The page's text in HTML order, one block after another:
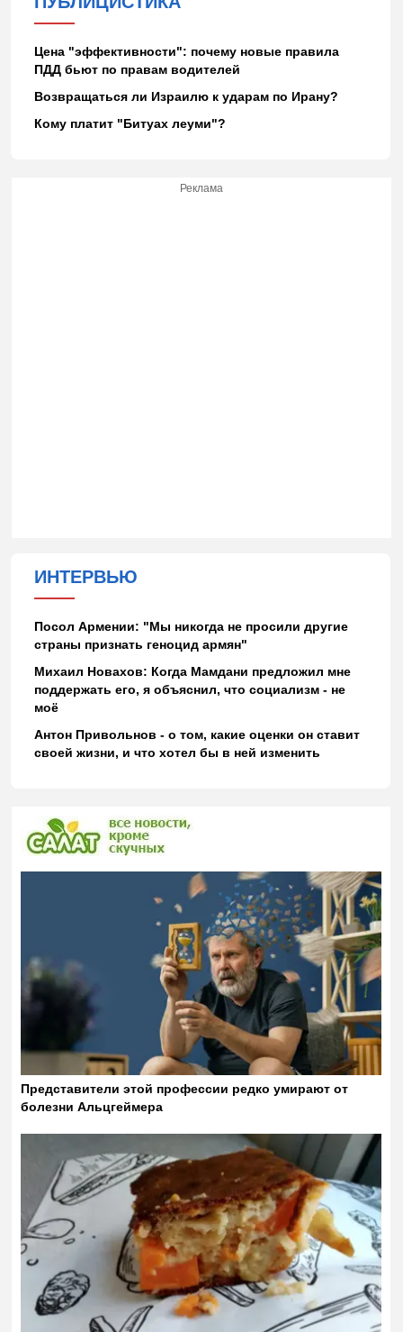
Цена "эффективности": почему новые правила
ПДД бьют по правам водителей
Возвращаться ли Израилю к ударам по Ирану?
Кому платит "Битуах леуми"?
Реклама
ИНТЕРВЬЮ
Посол Армении: "Мы никогда не просили другие
страны признать геноцид армян"
Михаил Новахов: Когда Мамдани предложил мне
поддержать его, я объяснил, что социализм - не
моё
Антон Привольнов - о том, какие оценки он ставит
своей жизни, и что хотел бы в ней изменить